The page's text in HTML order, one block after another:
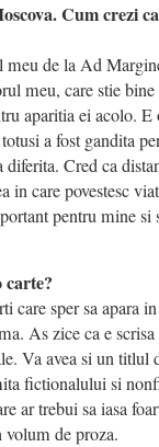
Cum crezi
de la Ad
meu, care stie
aparitia ei acolo. E
a fost gandita
Cred ca
in care povestesc
pentru mine si
care sper sa apara
As zice ca e
Va avea si un titlul
fictionalului si
ar trebui sa iasa
de proza.